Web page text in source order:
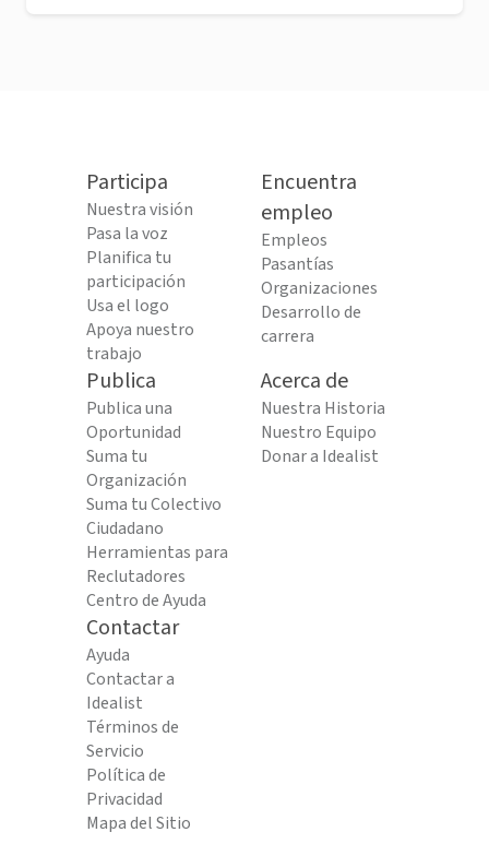
Participa
Nuestra visión
Pasa la voz
Planifica tu
participación
Usa el logo
Apoya nuestro
trabajo
Encuentra
empleo
Empleos
Pasantías
Organizaciones
Desarrollo de
carrera
Publica
Publica una
Oportunidad
Suma tu
Organización
Suma tu Colectivo
Ciudadano
Herramientas para
Reclutadores
Centro de Ayuda
Acerca de
Nuestra Historia
Nuestro Equipo
Donar a Idealist
Contactar
Ayuda
Contactar a
Idealist
Términos de
Servicio
Política de
Privacidad
Mapa del Sitio